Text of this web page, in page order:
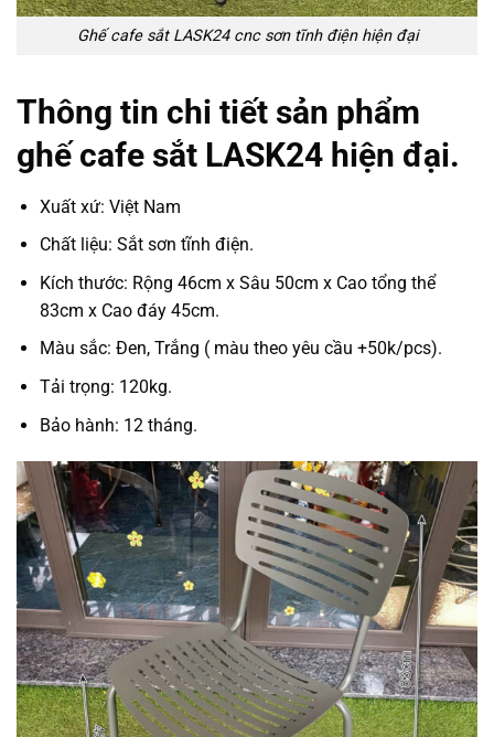
Ghế cafe sắt LASK24 cnc sơn tĩnh điện hiện đại
Thông tin chi tiết sản phẩm
ghế cafe sắt LASK24 hiện đại.
Xuất xứ: Việt Nam
Chất liệu: Sắt sơn tĩnh điện.
Kích thước: Rộng 46cm x Sâu 50cm x Cao tổng thể
83cm x Cao đáy 45cm.
Màu sắc: Đen, Trắng ( màu theo yêu cầu +50k/pcs).
Tải trọng: 120kg.
Bảo hành: 12 tháng.